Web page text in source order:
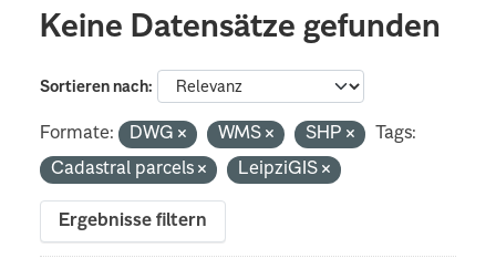
Keine Datensätze gefunden
Sortieren nach
Formate: DWG WMS SHP
Tags:
Cadastral parcels
LeipziGIS
Ergebnisse filtern